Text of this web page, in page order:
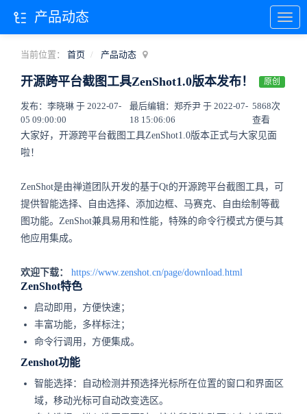
当前位置： 首页 产品动态
开源跨平台截图工具ZenShot1.0版本发布！ 原创
发布：李晓琳 于 2022-07-
05 09:00:00
最后编辑：郑乔尹 于 2022-07-
18 15:06:06
5868次
查看
大家好，开源跨平台截图工具ZenShot1.0版本正式与大家见面
啦！
ZenShot是由禅道团队开发的基于Qt的开源跨平台截图工具，可
提供智能选择、自由选择、添加边框、马赛克、自由绘制等截
图功能。ZenShot兼具易用和性能，特殊的命令行模式方便与其
他应用集成。
欢迎下载： https://www.zenshot.cn/page/download.html
ZenShot特色
启动即用，方便快速；
丰富功能，多样标注；
命令行调用，方便集成。
Zenshot功能
智能选择：自动检测并预选择光标所在位置的窗口和界面区
域，移动光标可自动改变选区。
产品动态